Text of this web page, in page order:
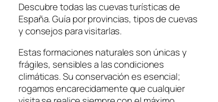
Descubre todas las cuevas turísticas de
España. Guía por provincias, tipos de cuevas
y consejos para visitarlas.
Estas formaciones naturales son únicas y
frágiles, sensibles a las condiciones
climáticas. Su conservación es esencial;
rogamos encarecidamente que cualquier